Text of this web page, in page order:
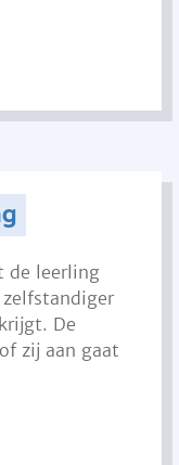
de leerling
De
zij aan gaat